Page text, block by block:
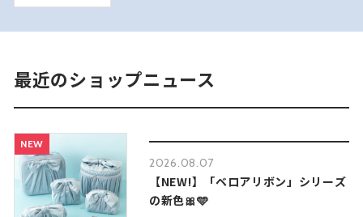
最近のショップニュース
NEW
2026.08.07
【NEW!】「ベロアリボン」シリーズ
の新色🎀🩵